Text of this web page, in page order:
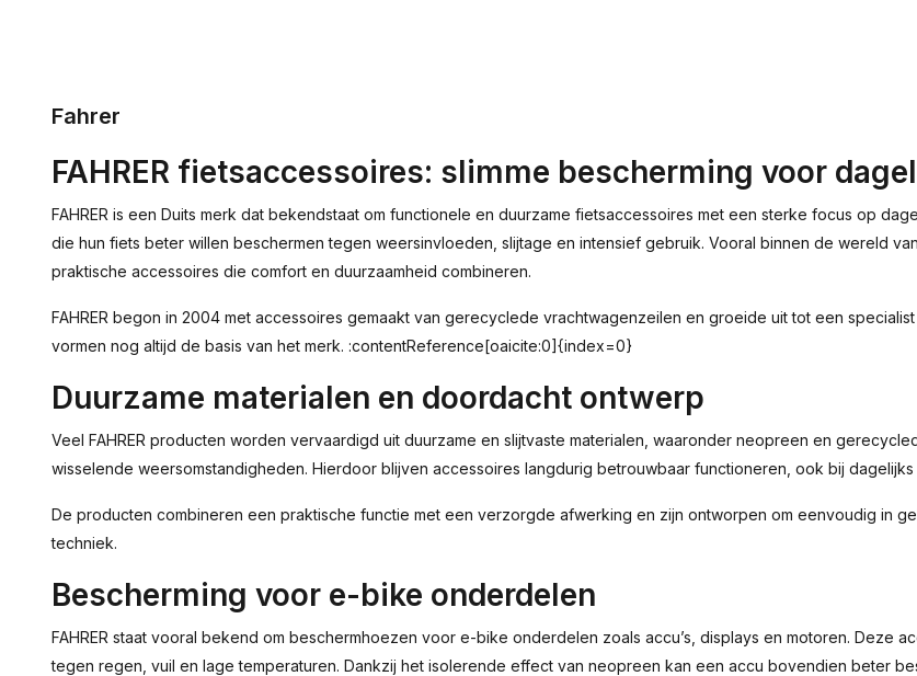
Fahrer
FAHRER fietsaccessoires: slimme bescherming voor
FAHRER is een Duits merk dat bekendstaat om functionele en duurzame fietsaccessoires met een sterke focus op
die hun fiets beter willen beschermen tegen weersinvloeden, slijtage en intensief gebruik. Vooral binnen de wereld
praktische accessoires die comfort en duurzaamheid combineren.
FAHRER begon in 2004 met accessoires gemaakt van gerecyclede vrachtwagenzeilen en groeide uit tot een
vormen nog altijd de basis van het merk. :contentReference[oaicite:0]{index=0}
Duurzame materialen en doordacht ontwerp
Veel FAHRER producten worden vervaardigd uit duurzame en slijtvaste materialen, waaronder neopreen en
wisselende weersomstandigheden. Hierdoor blijven accessoires langdurig betrouwbaar functioneren, ook bij
De producten combineren een praktische functie met een verzorgde afwerking en zijn ontworpen om eenvoudig in
techniek.
Bescherming voor e-bike onderdelen
FAHRER staat vooral bekend om beschermhoezen voor e-bike onderdelen zoals accu’s, displays en motoren.
tegen regen, vuil en lage temperaturen. Dankzij het isolerende effect van neopreen kan een accu bovendien beter